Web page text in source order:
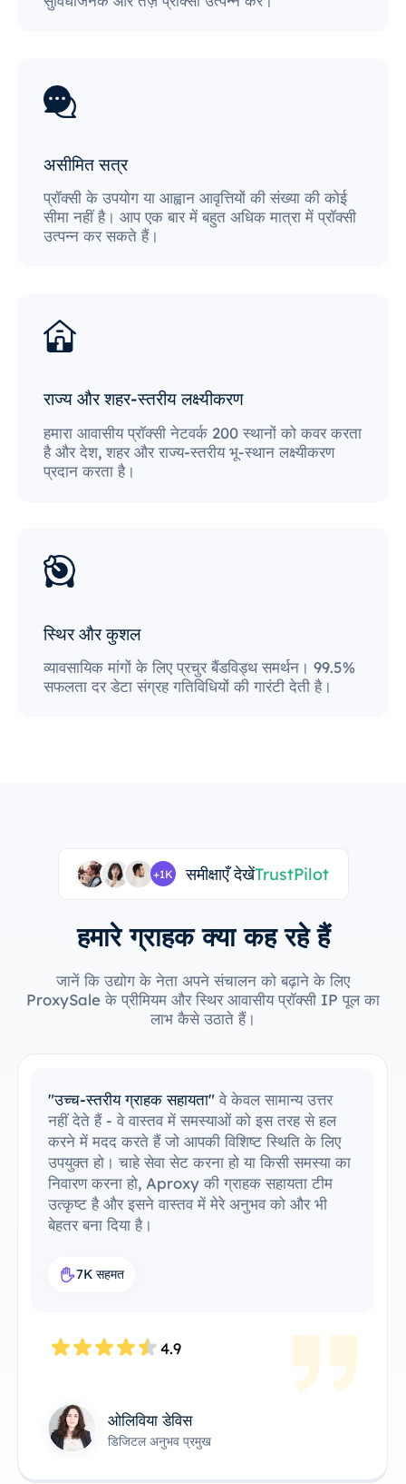
असीमित सत्र
प्रॉक्सी के उपयोग या आह्वान आवृत्तियों की संख्या की कोई
सीमा नहीं है। आप एक बार में बहुत अधिक मात्रा में प्रॉक्सी
उत्पन्न कर सकते हैं।
राज्य और शहर-स्तरीय लक्ष्यीकरण
हमारा आवासीय प्रॉक्सी नेटवर्क 200 स्थानों को कवर करता
है और देश, शहर और राज्य-स्तरीय भू-स्थान लक्ष्यीकरण
प्रदान करता है।
स्थिर और कुशल
व्यावसायिक मांगों के लिए प्रचुर बैंडविड्थ समर्थन। 99.5%
सफलता दर डेटा संग्रह गतिविधियों की गारंटी देती है।
+1K समीक्षाएँ देखेंTrustPilot
हमारे ग्राहक क्या कह रहे हैं
जानें कि उद्योग के नेता अपने संचालन को बढ़ाने के लिए
ProxySale के प्रीमियम और स्थिर आवासीय प्रॉक्सी IP पूल का
लाभ कैसे उठाते हैं।
"मेरे उपकरणों के साथ एकीकृत करना आसान है"मैं
आसानी से ProxySale को अपने मौजूदा सेटअप में
एकीकृत करने में सक्षम रहा हूँ। सेटअप प्रक्रिया सरल
और सहज थी, और मैं बिना किसी समस्या के सब कुछ
चलाने में सक्षम था। मेरे द्वारा पहले से उपयोग किए जाने
वाले उपकरणों के साथ ProxySale की संगतता इसे
अविश्वसनीय रूप से सुविधाजनक और कुशल बनाती है।
जेम्स एंडरसन